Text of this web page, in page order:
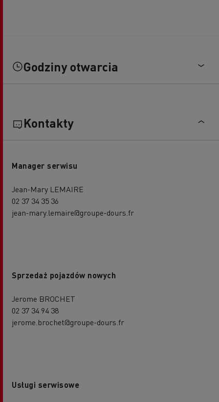
Godziny otwarcia
Kontakty
Manager serwisu
Jean-Mary LEMAIRE
02 37 34 35 36
jean-mary.lemaire@groupe-dours.fr
Sprzedaż pojazdów nowych
Jerome BROCHET
02 37 34 94 38
jerome.brochet@groupe-dours.fr
Usługi serwisowe